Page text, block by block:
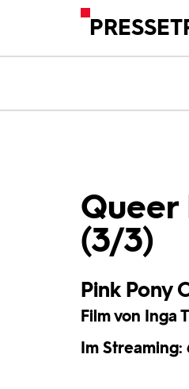
Queer
(3/3)
Pink Pony
Film von Inga
Im Streaming: